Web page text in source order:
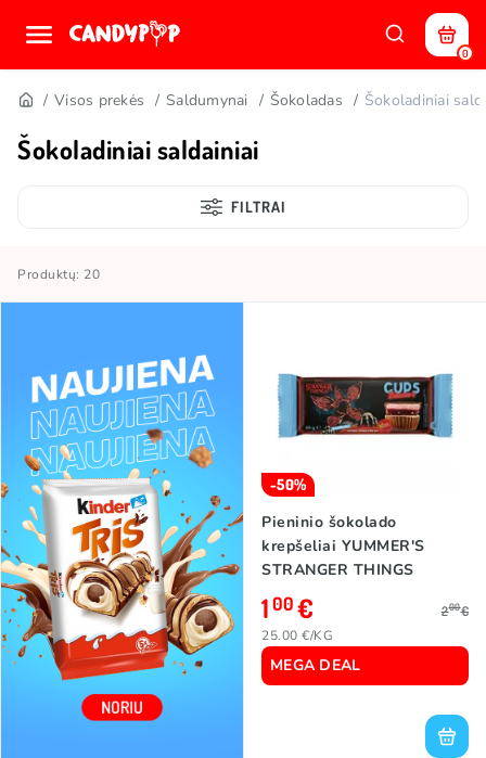
0
Visos prekės Saldumynai Šokoladas Šokoladiniai
Šokoladiniai saldainiai
FILTRAI
Produktų: 20
-50%
MEGA DEAL
Pieninio šokolado
krepšeliai YUMMER'S
STRANGER THINGS
(RASPBERRY/PEANUT
CREAM), 40g
100€ 200€
25.00 €/KG